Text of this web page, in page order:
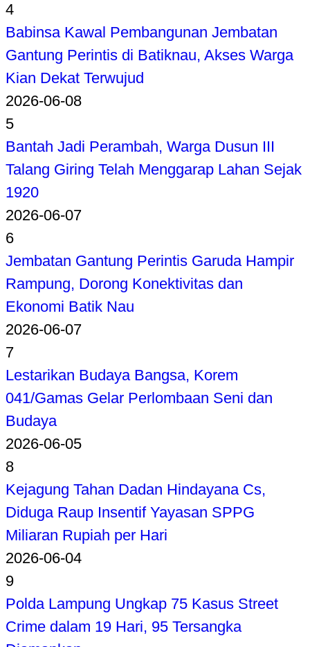
4
Babinsa Kawal Pembangunan Jembatan
Gantung Perintis di Batiknau, Akses Warga
Kian Dekat Terwujud
2026-06-08
5
Bantah Jadi Perambah, Warga Dusun III
Talang Giring Telah Menggarap Lahan Sejak
1920
2026-06-07
6
Jembatan Gantung Perintis Garuda Hampir
Rampung, Dorong Konektivitas dan
Ekonomi Batik Nau
2026-06-07
7
Lestarikan Budaya Bangsa, Korem
041/Gamas Gelar Perlombaan Seni dan
Budaya
2026-06-05
8
Kejagung Tahan Dadan Hindayana Cs,
Diduga Raup Insentif Yayasan SPPG
Miliaran Rupiah per Hari
2026-06-04
9
Polda Lampung Ungkap 75 Kasus Street
Crime dalam 19 Hari, 95 Tersangka